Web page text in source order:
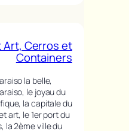
Art, Cerros et
Containers
la belle,
le joyau du
la capitale du
art, le 1er port du
la 2ème ville du